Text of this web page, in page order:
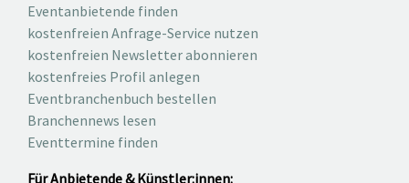
Eventanbietende finden
kostenfreien Anfrage-Service nutzen
kostenfreien Newsletter abonnieren
kostenfreies Profil anlegen
Eventbranchenbuch bestellen
Branchennews lesen
Eventtermine finden
Für Anbietende & Künstler:innen: